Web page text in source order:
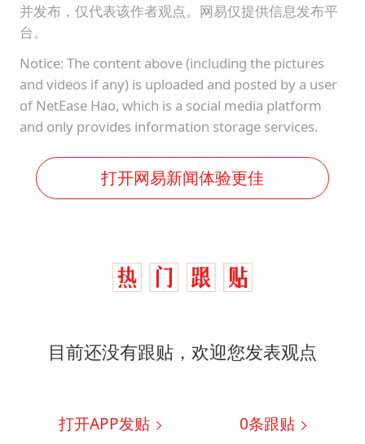
并发布，仅代表该作者观点。网易仅提供信息发布平
台。
Notice: The content above (including the pictures
and videos if any) is uploaded and posted by a user
of NetEase Hao, which is a social media platform
and only provides information storage services.
打开网易新闻体验更佳
目前还没有跟贴，欢迎您发表观点
打开APP发贴 0条跟贴